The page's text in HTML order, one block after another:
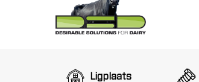
Ligplaats